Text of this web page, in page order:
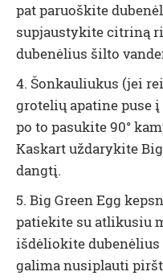
pat paruoškite
supjaustykite citriną
dubenėlius šilto
4. Šonkauliukus (jei
grotelių apatine puse
po to pasukite 90°
Kaskart uždarykite
dangtį.
5. Big Green Egg
patiekite su atlikusiu
išdėliokite dubenėlius
galima nusiplauti